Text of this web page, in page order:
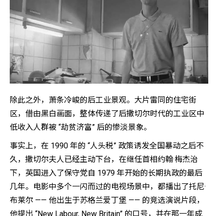
除此之外，萧条冷峻的后工业景观。大片雷同的住宅街
区，借由黑白画面，整体传递了后撒切尔时代的工业区中
低收入人群被 “劫贫济富” 后的惨淡景象。
事实上，在 1990 年的 “人头税” 政策诱发全国暴动之后不
久，撒切尔夫人已经主动下台，在继任首相约翰·梅杰治
下，英国进入了保守党自 1979 年开始的长期执政的最后
几年。电影中多个一闪而过的电视场景中，都播出了托尼·
布莱尔 —— 他出生于苏格兰爱丁堡 —— 的竞选演说片段，
他提出 “New Labour, New Britain” 的口号，并在那一年成